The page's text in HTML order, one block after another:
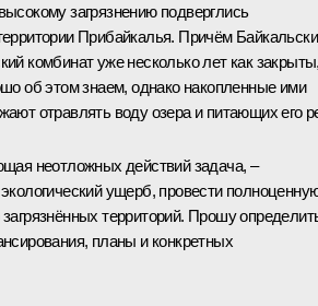
загрязнению подверглись
Прибайкалья. Причём
комбинат уже несколько лет как
об этом знаем, однако накопленные ими
отравлять воду озера и питающих его
неотложных действий задача, –
ущерб, провести
территорий. Прошу
планы и конкретных